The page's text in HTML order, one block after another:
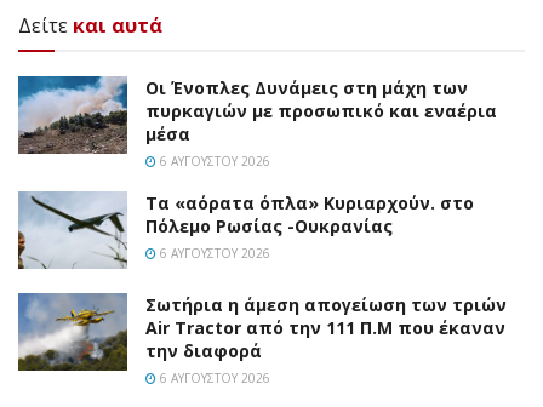
Δείτε και αυτά
Οι Ένοπλες Δυνάμεις στη μάχη των
πυρκαγιών με προσωπικό και εναέρια
μέσα
6 ΑΥΓΟΎΣΤΟΥ 2026
Τα «αόρατα όπλα» Κυριαρχούν. στο
Πόλεμο Ρωσίας -Ουκρανίας
6 ΑΥΓΟΎΣΤΟΥ 2026
Σωτήρια η άμεση απογείωση των τριών
Air Tractor από την 111 Π.M που έκαναν
την διαφορά
6 ΑΥΓΟΎΣΤΟΥ 2026